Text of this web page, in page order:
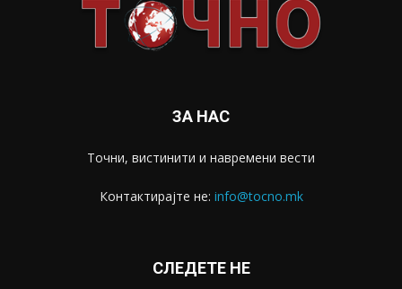
ЗА НАС
Точни, вистинити и навремени вести
Контактирајте не: info@tocno.mk
СЛЕДЕТЕ НЕ